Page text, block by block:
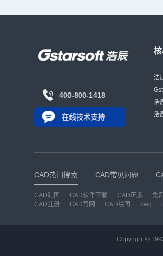
400-800-1418
在线技术支持
浩
浩
浩
CAD热门搜索 CAD常见问题
CAD制图 CAD软件下载 CAD正版 免
CAD注册
CAD官网 CAD绘图 dwg
Copyright ©